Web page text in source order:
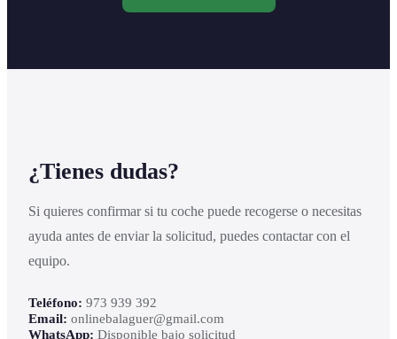
¿Tienes dudas?
Si quieres confirmar si tu coche puede recogerse o necesitas
ayuda antes de enviar la solicitud, puedes contactar con el
equipo.
Teléfono: 973 939 392
Email: onlinebalaguer@gmail.com
WhatsApp: Disponible bajo solicitud